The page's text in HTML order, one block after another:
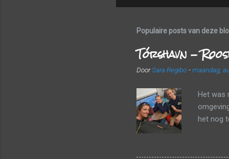
Populaire posts van deze
Tórshavn -
DoorSara Regibo -maandag,
Het was
het nog